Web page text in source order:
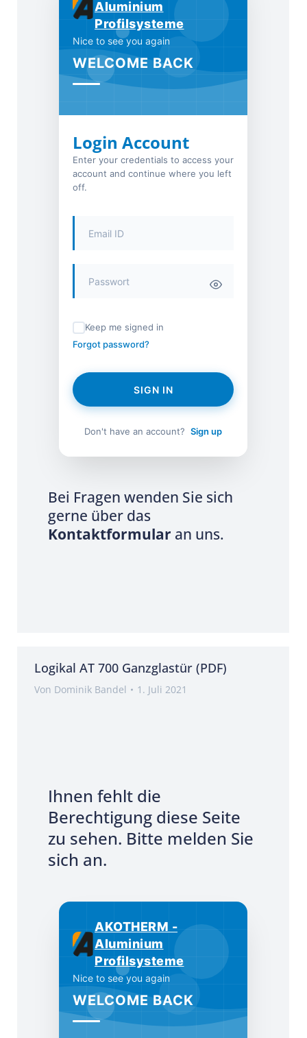
Aluminium
Profilsysteme
Nice to see you again
WELCOME BACK
Login Account
Enter your credentials to access your
account and continue where you left
off.
Keep me signed in
Forgot password?
SIGN IN
Don't have an account? Sign up
Bei Fragen wenden Sie sich
gerne über das
Kontaktformular an uns.
Logikal AT 700 Ganzglastür (PDF)
Von Dominik Bandel 1. Juli 2021
Ihnen fehlt die
Berechtigung diese Seite
zu sehen. Bitte melden Sie
sich an.
AKOTHERM -
Aluminium
Profilsysteme
Nice to see you again
WELCOME BACK